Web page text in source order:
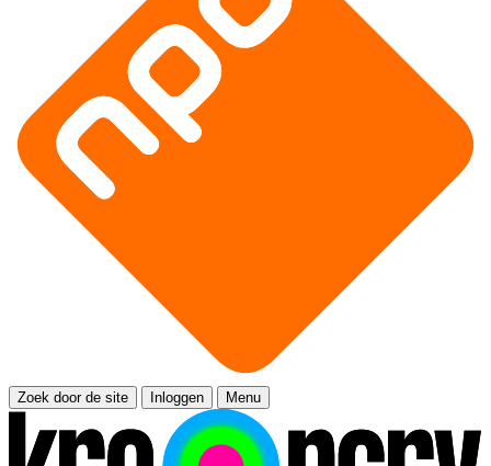
Zoek door de site Inloggen Menu